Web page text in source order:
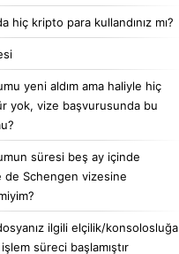
hiç kripto para kullandınız mı?
yeni aldım ama haliyle hiç
yok, vize başvurusunda bu
süresi beş ay içinde
de Schengen vizesine
ilgili elçilik/konsolosluğa
süreci başlamıştır